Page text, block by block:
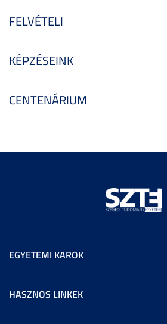
FELVÉTELI
KÉPZÉSEINK
CENTENÁRIUM
EGYETEMI KAROK
HASZNOS LINKEK